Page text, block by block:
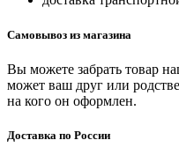
Самовывоз из магазина
Вы можете забрать товар
может ваш друг или
на кого он оформлен.
Доставка по России